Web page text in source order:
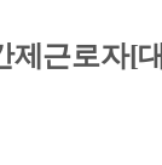
제근로자[